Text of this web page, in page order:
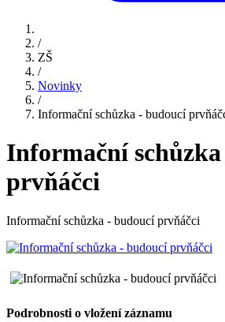
/
ZŠ
/
Novinky
/
Informační schůzka - budoucí
Informační
prvňáčci
Informační schůzka - budoucí prvňáčci
Podrobnosti o vložení záznamu